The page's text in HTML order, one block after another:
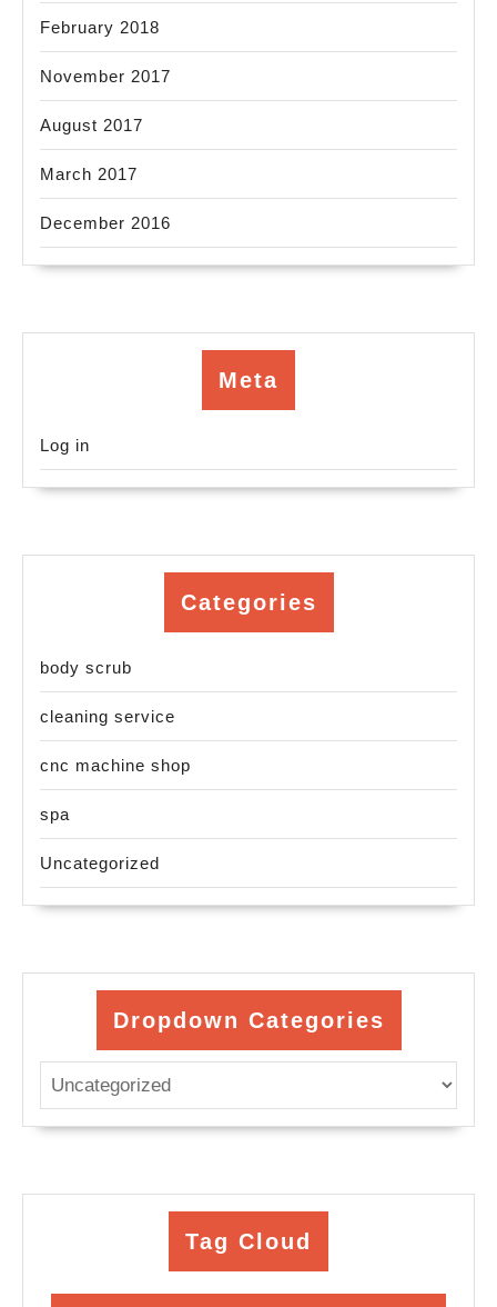
February 2018
November 2017
August 2017
March 2017
December 2016
Meta
Log in
Categories
body scrub
cleaning service
cnc machine shop
spa
Uncategorized
Dropdown Categories
Tag Cloud